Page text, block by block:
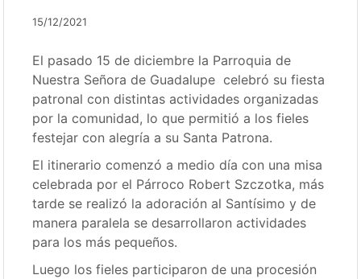
15/12/2021
El pasado 15 de diciembre la Parroquia de
Nuestra Señora de Guadalupe celebró su fiesta
patronal con distintas actividades organizadas
por la comunidad, lo que permitió a los fieles
festejar con alegría a su Santa Patrona.
El itinerario comenzó a medio día con una misa
celebrada por el Párroco Robert Szczotka, más
tarde se realizó la adoración al Santísimo y de
manera paralela se desarrollaron actividades
para los más pequeños.
Luego los fieles participaron de una procesión